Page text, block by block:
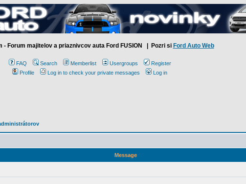
- Forum majitelov a priaznivcov auta Ford FUSION | Pozri si Ford Auto Web
FAQ Search Memberlist Usergroups
Register
Profile
Log in to check your private messages Log in
Message